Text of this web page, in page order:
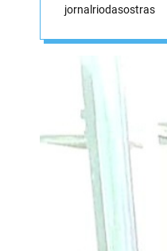
jornalriodasostras